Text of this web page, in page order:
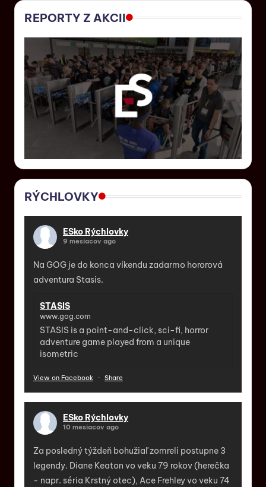
REPORTY Z AKCII
RÝCHLOVKY
ESko Rýchlovky
9 mesiacov ago
Na GOG je do konca víkendu zadarmo hororová
adventura Stasis.
STASIS
www.gog.com
STASIS is a point-and-click, sci-fi, horror
adventure game played from a unique
isometric
View on Facebook · Share
ESko Rýchlovky
10 mesiacov ago
Za posledný týždeň bohužiaľ zomreli postupne 3
legendy. Diane Keaton vo veku 79 rokov (herečka
- napr. séria Krstný otec), Ace Frehley vo veku 74